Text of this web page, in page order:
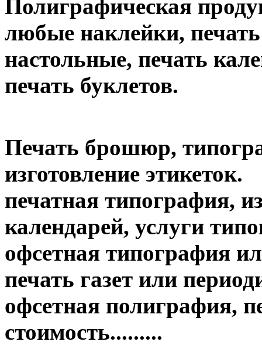
Полиграфическая
любые наклейки,
настольные, печать
печать буклетов.
Печать брошюр,
изготовление этикеток.
печатная типография,
календарей, услуги
офсетная типография
печать газет или
офсетная полиграфия,
стоимость.........